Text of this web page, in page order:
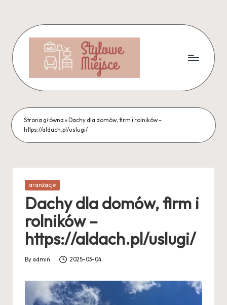
content
Strona główna » Dachy dla domów, firm i rolników –
https://aldach.pl/uslugi/
Posted
aranżacje
Dachy dla domów, firm i
rolników –
https://aldach.pl/uslugi/
Posted
By admin 2025-03-04